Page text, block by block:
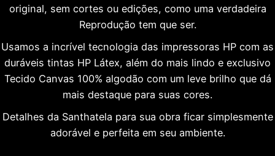
original, sem cortes ou edições, como uma verdadeira
Reprodução tem que ser.
Usamos a incrível tecnologia das impressoras HP com as
duráveis tintas HP Látex, além do mais lindo e exclusivo
Tecido Canvas 100% algodão com um leve brilho que dá
mais destaque para suas cores.
Detalhes da Santhatela para sua obra ficar simplesmente
adorável e perfeita em seu ambiente.